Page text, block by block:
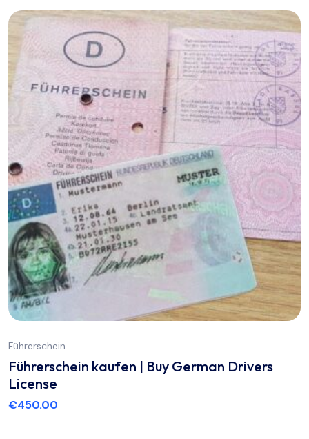
Führerschein
Führerschein kaufen | Buy German Drivers
License
€450.00